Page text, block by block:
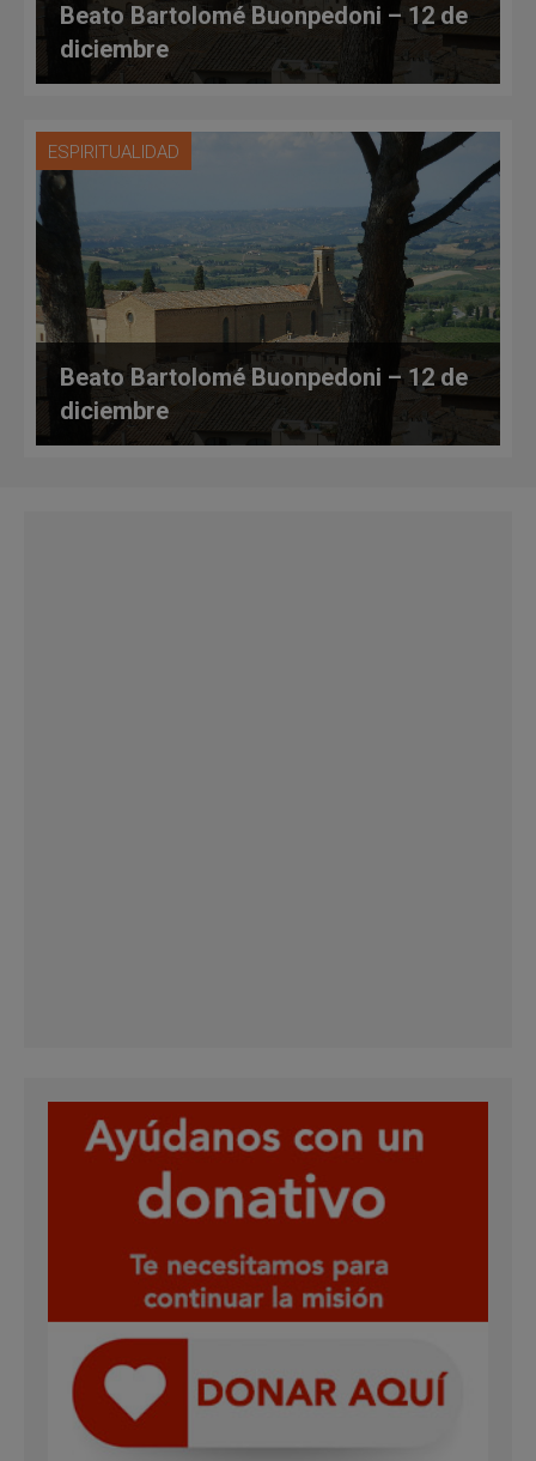
Beato Bartolomé Buonpedoni – 12 de
diciembre
ESPIRITUALIDAD
Beato Bartolomé Buonpedoni – 12 de
diciembre